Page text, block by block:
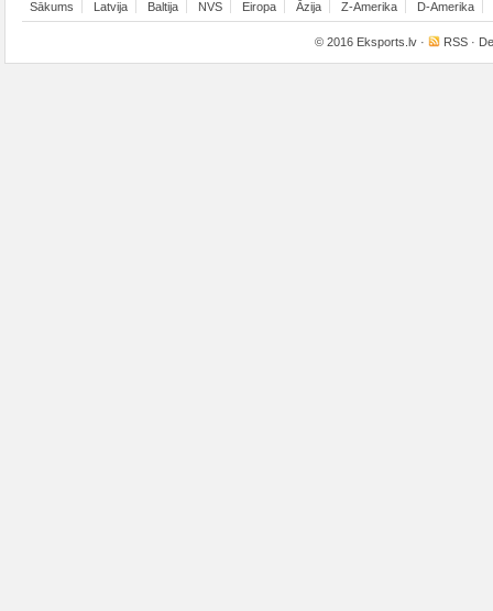
Sākums Latvija Baltija NVS Eiropa Āzija Z-Amerika D-Amerika
© 2016 Eksports.lv · RSS ·